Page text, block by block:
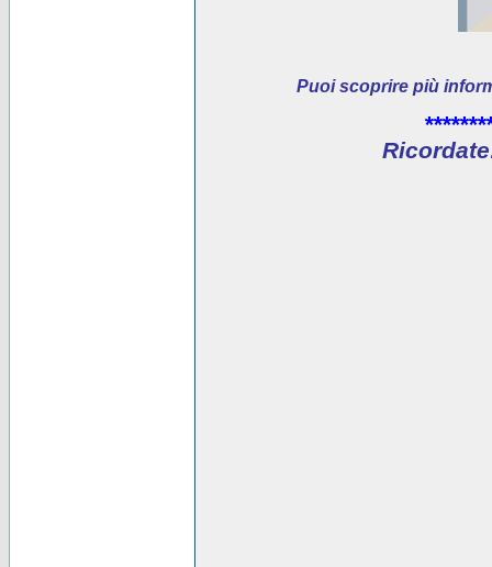
Puoi scoprire più